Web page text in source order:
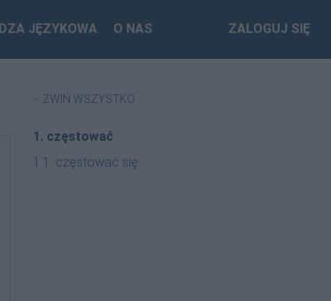
JĘZYKOWA O NAS ZALOGUJ SIĘ
ZWIŃ WSZYSTKO
1. częstować
1.1. częstować się